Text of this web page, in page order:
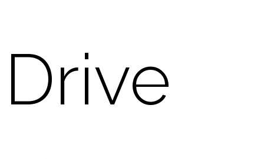
Drive